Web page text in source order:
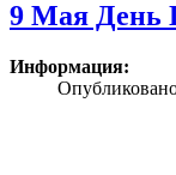
9 Мая День
Информация: